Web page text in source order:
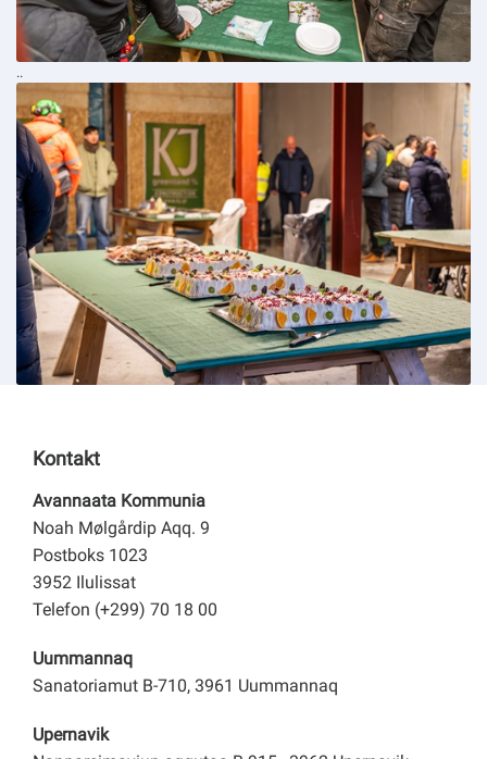
..
Kontakt
Avannaata Kommunia
Noah Mølgårdip Aqq. 9
Postboks 1023
3952 Ilulissat
Telefon (+299) 70 18 00
Uummannaq
Sanatoriamut B-710, 3961 Uummannaq
Upernavik